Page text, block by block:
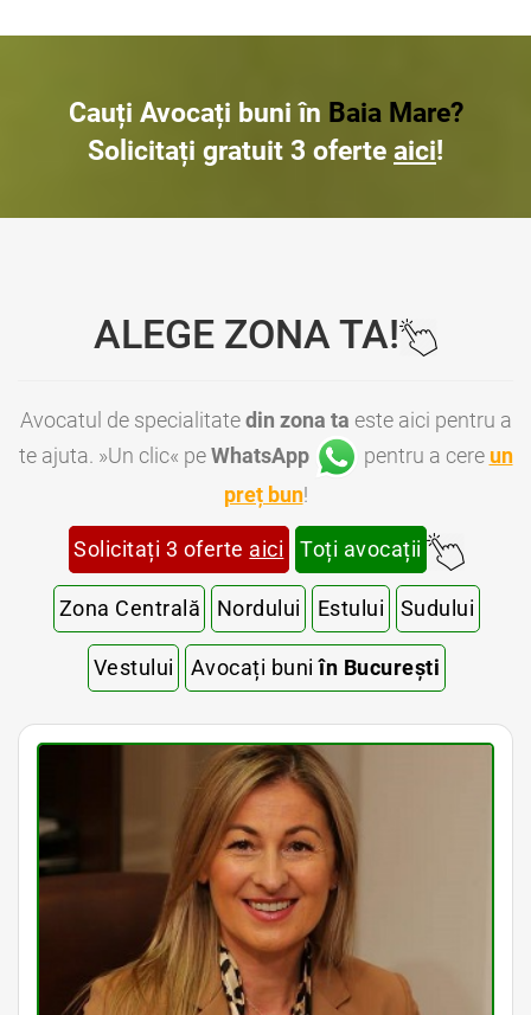
Cauți Avocați buni în Baia Mare?
Solicitați gratuit 3 oferte aici!
ALEGE ZONA TA!
Avocatul de specialitatedin zona ta este aici pentru a
te ajuta. »Un clic« peWhatsApp pentru a cere un
preț bun!
Solicitați 3 oferte aici Toți avocații
Zona Centrală Nordului Estului Sudului
Vestului Avocați buniîn București